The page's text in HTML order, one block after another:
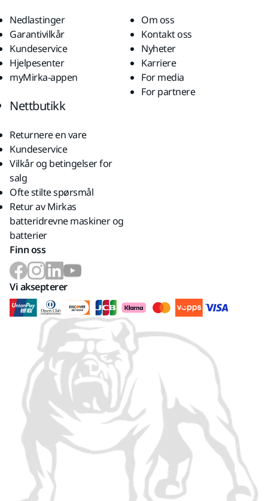
Nedlastinger
Garantivilkår
Kundeservice
Hjelpesenter
myMirka-appen
Om oss
Kontakt oss
Nyheter
Karriere
For media
For partnere
Nettbutikk
Returnere en vare
Kundeservice
Vilkår og betingelser for
salg
Ofte stilte spørsmål
Retur av Mirkas
batteridrevne maskiner og
batterier
Finn oss
Vi aksepterer